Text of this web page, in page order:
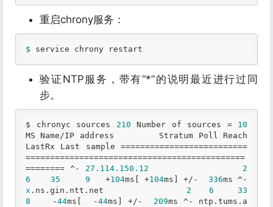
重启chrony服务：
$ service chrony restart
验证NTP服务，带有“*”的说明最近进行过同
步。
$ chronyc sources 210 Number of sources = 10
MS Name/IP address         Stratum Poll Reach
LastRx Last sample ==========================
=============================================
======== ^- 27.114 .150 .12
2
6
35 9
   +
104ms[ +104ms] +/- 336
x .ns .gin .ntt .net 2 6
33
8
    -
44ms[  -44ms] +/- 209ms ^- ntp .tums .a